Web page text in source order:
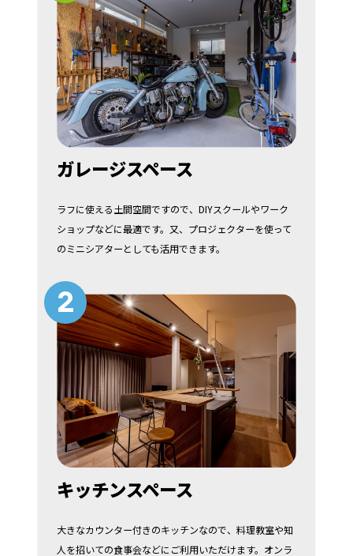
ガレージスペース
ラフに使える土間空間ですので、DIYスクールやワーク
ショップなどに最適です。又、プロジェクターを使って
のミニシアターとしても活用できます。
2
キッチンスペース
大きなカウンター付きのキッチンなので、料理教室や知
人を招いての食事会などにご利用いただけます。オンラ